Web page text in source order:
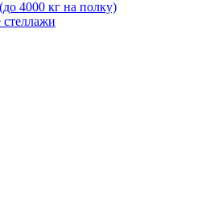
4000 кг на полку)